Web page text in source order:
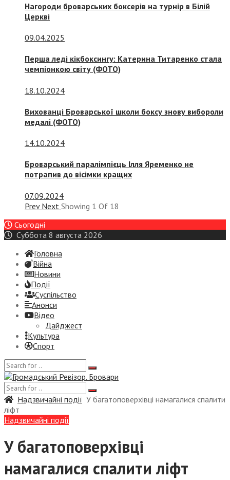
Нагороди броварських боксерів на турнір в Білій
Церкві
09.04.2025
Перша леді кікбоксингу: Катерина Титаренко стала
чемпіонкою світу (ФОТО)
18.10.2024
Вихованці Броварської школи боксу знову вибороли
медалі (ФОТО)
14.10.2024
Броварський паралімпієць Ілля Яременко не
потрапив до вісімки кращих
07.09.2024
Prev Next Showing 1 Of 18
Сьогодні
Суббота 8 августа 2026
Головна
Війна
Новини
Події
Суспiльство
Анонси
Відео
Дайджест
Культура
Спорт
Надзвичайні події У багатоповерхівці намагалися спалити
ліфт
Надзвичайні події
У багатоповерхівці
намагалися спалити ліфт